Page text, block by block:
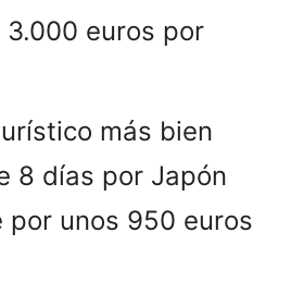
3.000 euros por
más bien
8 días por Japón
unos 950 euros